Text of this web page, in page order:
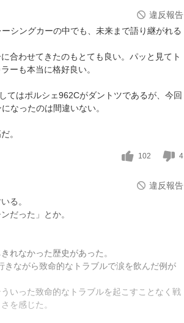
違反報告
シングカーの中でも、未来まで語り継がれる
合わせてきたのもとても良い。パッと見てト
ーも本当に格好良い。
てはポルシェ962Cがダントツであるが、今回
なったのは間違いない。
。
102 4
違反報告
る。
だった」とか。
れなかった歴史があった。
ながら致命的なトラブルで涙を飲んだ例が
いった致命的なトラブルを起こすことなく戦
を感じた。